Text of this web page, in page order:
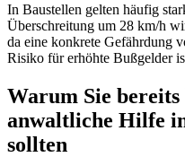
In Baustellen gelten häufig
Überschreitung um 28 km/h
da eine konkrete Gefährdung
Risiko für erhöhte Bußgelder
Warum Sie
anwaltliche Hilfe
sollten